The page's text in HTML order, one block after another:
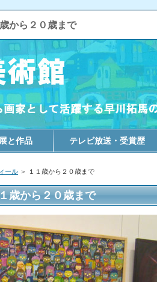
から２０歳まで
ール ＞ １１歳から２０歳まで
歳から２０歳まで
と作品 テレビ放送・受賞歴